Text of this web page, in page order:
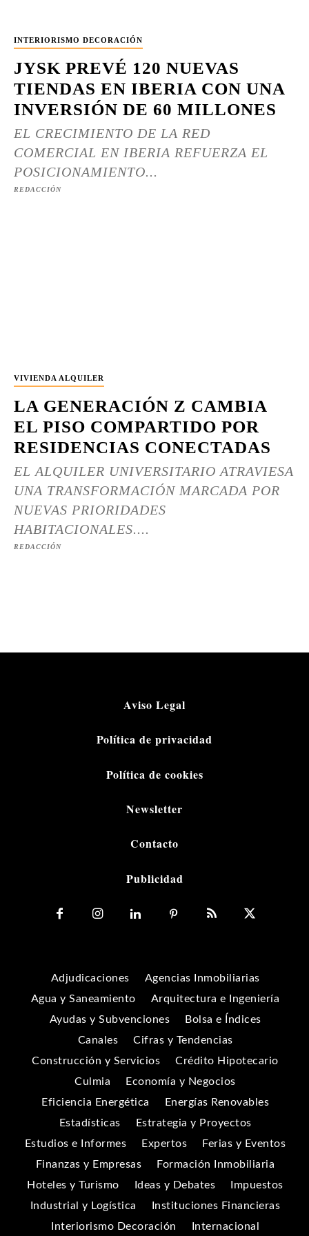
INTERIORISMO DECORACIÓN
JYSK PREVÉ 120 NUEVAS
TIENDAS EN IBERIA CON UNA
INVERSIÓN DE 60 MILLONES
EL CRECIMIENTO DE LA RED
COMERCIAL EN IBERIA REFUERZA EL
POSICIONAMIENTO...
REDACCIÓN
VIVIENDA ALQUILER
LA GENERACIÓN Z CAMBIA
EL PISO COMPARTIDO POR
RESIDENCIAS CONECTADAS
EL ALQUILER UNIVERSITARIO ATRAVIESA
UNA TRANSFORMACIÓN MARCADA POR
NUEVAS PRIORIDADES
HABITACIONALES....
REDACCIÓN
Aviso Legal
Política de privacidad
Política de cookies
Newsletter
Contacto
Publicidad
Adjudicaciones
Agencias Inmobiliarias
Agua y Saneamiento
Arquitectura e Ingeniería
Ayudas y Subvenciones
Bolsa e Índices
Canales
Cifras y Tendencias
Construcción y Servicios
Crédito Hipotecario
Culmia
Economía y Negocios
Eficiencia Energética
Energías Renovables
Estadísticas
Estrategia y Proyectos
Estudios e Informes
Expertos
Ferias y Eventos
Finanzas y Empresas
Formación Inmobiliaria
Hoteles y Turismo
Ideas y Debates
Impuestos
Industrial y Logística
Instituciones Financieras
Interiorismo Decoración
Internacional